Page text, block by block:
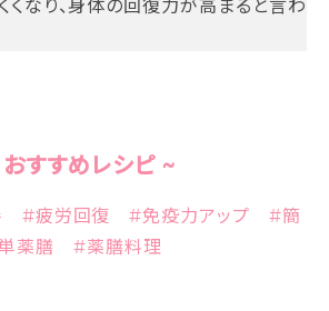
すすめレシピ ~
#疲労回復 #免疫力アップ #簡
薬膳 #薬膳料理